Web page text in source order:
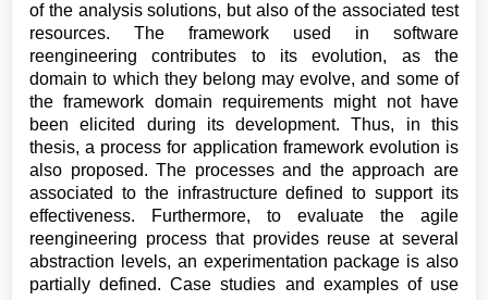
of the analysis solutions, but also of the associated test
resources. The framework used in software
reengineering contributes to its evolution, as the
domain to which they belong may evolve, and some of
the framework domain requirements might not have
been elicited during its development. Thus, in this
thesis, a process for application framework evolution is
also proposed. The processes and the approach are
associated to the infrastructure defined to support its
effectiveness. Furthermore, to evaluate the agile
reengineering process that provides reuse at several
abstraction levels, an experimentation package is also
partially defined. Case studies and examples of use